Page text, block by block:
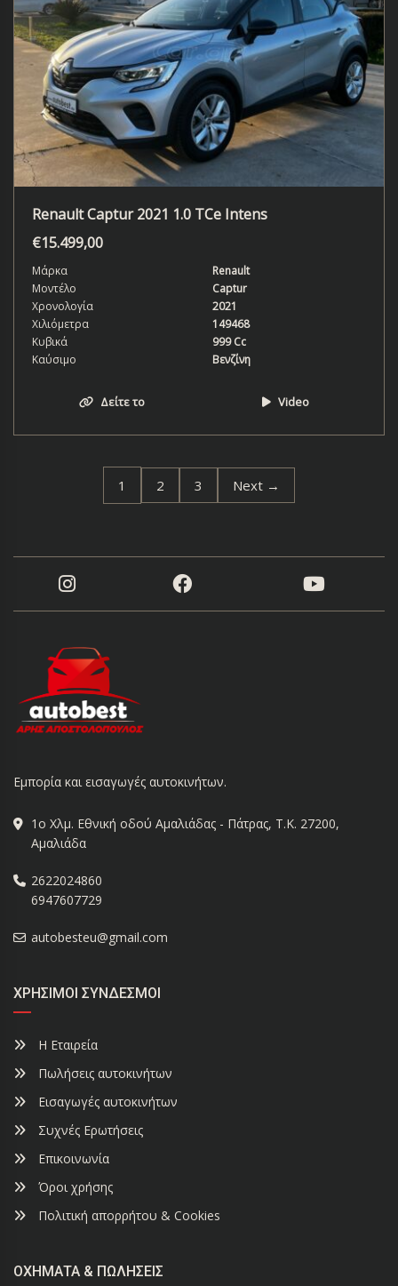
Renault Captur 2021 1.0 TCe Intens
€15.499,00
Μάρκα
Renault
Μοντέλο
Captur
Χρονολογία
2021
Χιλιόμετρα
149468
Κυβικά
999 Cc
Καύσιμο
Βενζίνη
Δείτε το Video
1 2 3 Next →
Εμπορία και εισαγωγές αυτοκινήτων.
1ο Χλμ. Εθνική οδού Αμαλιάδας - Πάτρας, Τ.Κ. 27200,
Αμαλιάδα
2622024860
6947607729
autobesteu@gmail.com
ΧΡΉΣΙΜΟΙ ΣΎΝΔΕΣΜΟΙ
Η Εταιρεία
Πωλήσεις αυτοκινήτων
Εισαγωγές αυτοκινήτων
Συχνές Ερωτήσεις
Επικοινωνία
Όροι χρήσης
Πολιτική απορρήτου & Cookies
ΟΧΉΜΑΤΑ & ΠΩΛΉΣΕΙΣ